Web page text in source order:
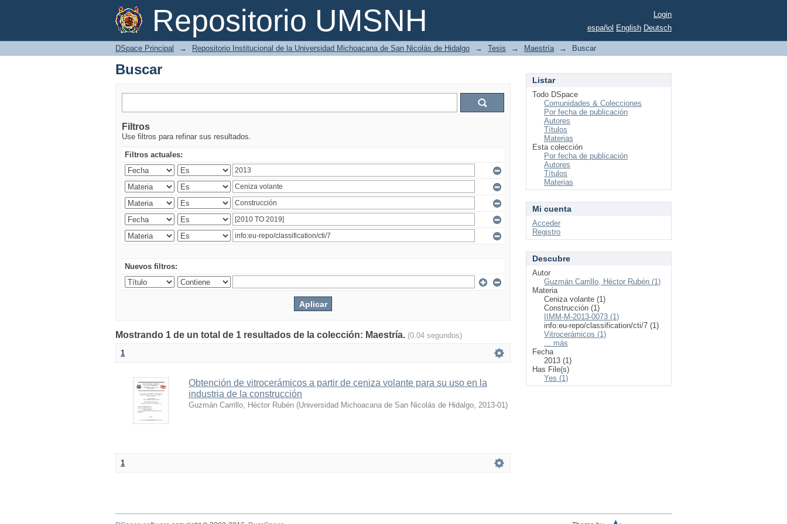
Repositorio UMSNH
Buscar
Login
español English Deutsch
DSpace Principal → Repositorio Institucional de la Universidad Michoacana de San Nicolás de Hidalgo → Tesis → Maestría → Buscar
Buscar
Filtros
Use filtros para refinar sus resultados.
Filtros actuales:
Nuevos filtros:
Mostrando 1 de un total de 1 resultados de la colección: Maestría. (0.04 segundos)
1
Obtención de vitrocerámicos a partir de ceniza volante para su uso en la
industria de la construcción
Guzmán Carrillo, Héctor Rubén (Universidad Michoacana de San Nicolás de Hidalgo, 2013-01)
1
Listar
Todo DSpace
Comunidades & Colecciones
Por fecha de publicación
Autores
Títulos
Materias
Esta colección
Por fecha de publicación
Autores
Títulos
Materias
Mi cuenta
Acceder
Registro
Descubre
Autor
Guzmán Carrillo, Héctor Rubén (1)
Materia
Ceniza volante (1)
Construcción (1)
IIMM-M-2013-0073 (1)
info:eu-repo/classification/cti/7 (1)
Vitrocerámicos (1)
... más
Fecha
2013 (1)
Has File(s)
Yes (1)